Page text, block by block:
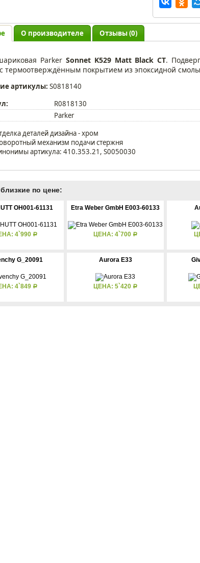
О производителе Отзывы (0)
Parker Sonnet K529 Matt Black CT.
термоотверждённым покрытием из эпоксидной
артикулы: S0818140
R0818130
Parker
деталей дизайна - хром
механизм подачи стержня
артикула: 410.353.21, S0050030
по цене:
OH001-61131
4`990 Р
Etra Weber GmbH E003-60133
ЦЕНА: 4`700 Р
G_20091
4`849 Р
Aurora E33
ЦЕНА: 5`420 Р